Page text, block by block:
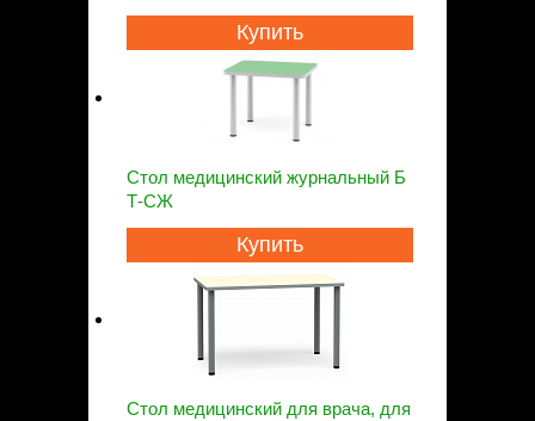
Купить
Стол медицинский журнальный Б
Т-СЖ
Купить
Стол медицинский для врача, для